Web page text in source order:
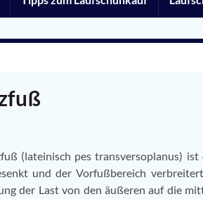
(lateinisch pes transversoplanus) ist
und der Vorfußbereich
der Last von den äußeren auf die